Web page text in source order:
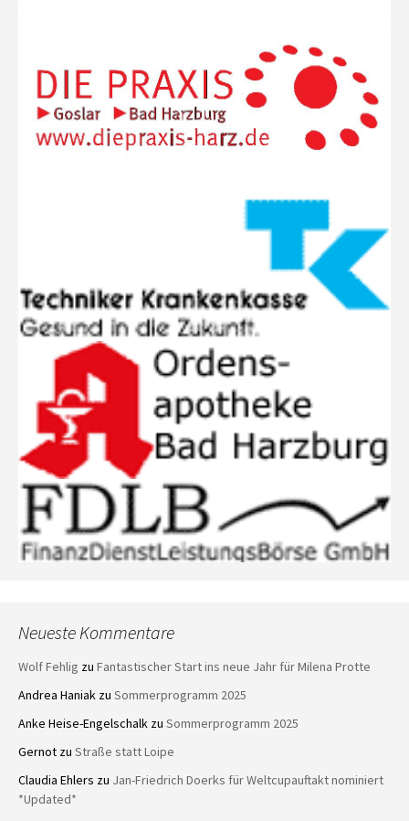
Neueste Kommentare
Wolf Fehlig zu Fantastischer Start ins neue Jahr für Milena Protte
Andrea Haniak zu Sommerprogramm 2025
Anke Heise-Engelschalk zu Sommerprogramm 2025
Gernot zu Straße statt Loipe
Claudia Ehlers zu Jan-Friedrich Doerks für Weltcupauftakt nominiert
*Updated*